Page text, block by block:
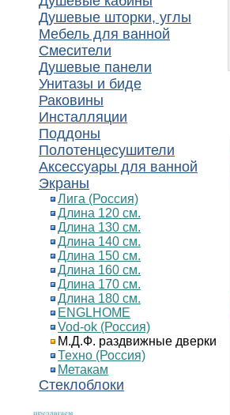
Душевые шторки, углы
Мебель для ванной
Смесители
Душевые панели
Унитазы и биде
Раковины
Инсталляции
Поддоны
Полотенцесушители
Аксессуары для ванной
Экраны
Лига (Россия)
Длина 120 см.
Длина 130 см.
Длина 140 см.
Длина 150 см.
Длина 160 см.
Длина 170 см.
Длина 180 см.
ENGLHOME
Vod-ok (Россия)
М.Д.Ф. раздвижные дверки
Техно (Россия)
Метакам
Стеклоблоки